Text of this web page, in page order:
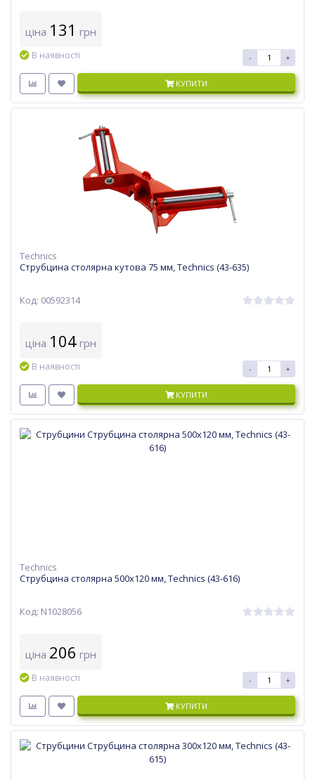
ціна 131 грн
В наявності - +
КУПИТИ
Technics
Струбцина столярна кутова 75 мм, Technics (43-635)
Код: 00592314
ціна 104 грн
В наявності - +
КУПИТИ
Technics
Струбцина столярна 500х120 мм, Technics (43-616)
Код: N1028056
ціна 206 грн
В наявності - +
КУПИТИ